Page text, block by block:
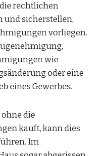
rechtlichen
sicherstellen,
vorliegen.
wie
oder eine
eines Gewerbes.
die
kauft, kann dies
Im